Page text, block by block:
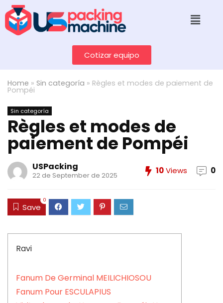
Cotizar equipo
Home » Sin categoría » Règles et modes de paiement de
Pompéi
Sin categoría
Règles et modes de
paiement de Pompéi
USPacking
22 de September de 2025 10Views 0
Save
0
Ravi
Fanum De Germinal MEILICHIOSOU
Fanum Pour ESCULAPIUS